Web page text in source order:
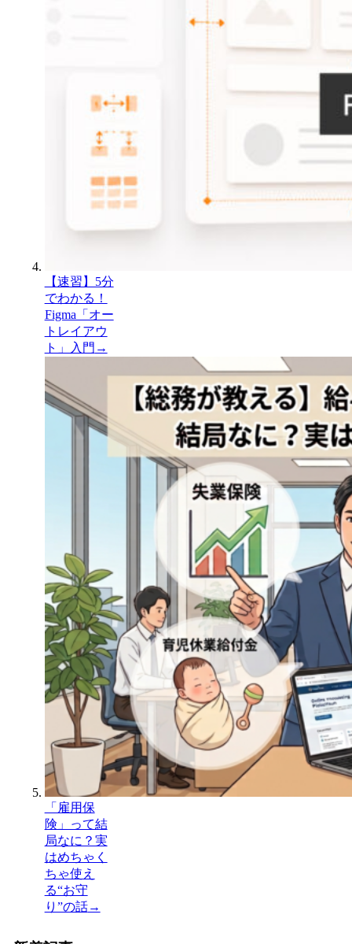
【速習】5分
でわかる！
Figma「オー
トレイアウ
ト」入門 →
「雇用保
険」って結
局なに？実
はめちゃく
ちゃ使え
る“お守
り”の話→